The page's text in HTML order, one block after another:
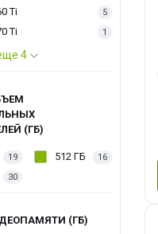
Ti 5
Ti 1
4
(ГБ)
19 512 ГБ 16
30
(ГБ)